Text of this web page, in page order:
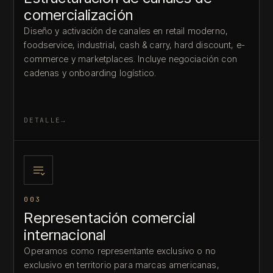
comercialización
Diseño y activación de canales en retail moderno,
foodservice, industrial, cash & carry, hard discount, e-
commerce y marketplaces. Incluye negociación con
cadenas y onboarding logístico.
DETALLE
003
Representación comercial
internacional
Operamos como representante exclusivo o no
exclusivo en territorio para marcas americanas,